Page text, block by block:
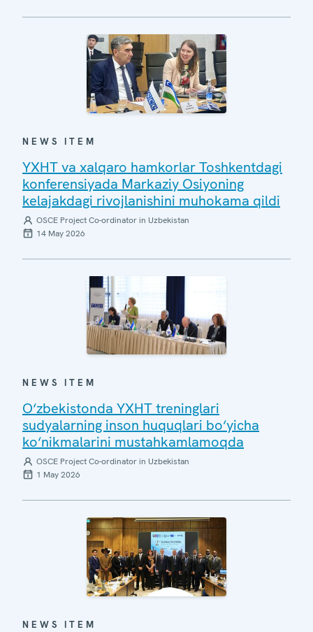
NEWS ITEM
YXHT va xalqaro hamkorlar Toshkentdagi
konferensiyada Markaziy Osiyoning
kelajakdagi rivojlanishini muhokama qildi
OSCE Project Co-ordinator in Uzbekistan
14 May 2026
NEWS ITEM
O‘zbekistonda YXHT treninglari
sudyalarning inson huquqlari bo‘yicha
ko‘nikmalarini mustahkamlamoqda
OSCE Project Co-ordinator in Uzbekistan
1 May 2026
NEWS ITEM